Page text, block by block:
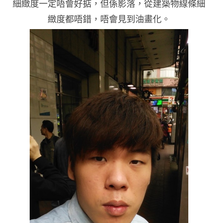
細緻度一定唔會好掂，但係影落，從建築物線條細
緻度都唔錯，唔會見到油畫化。